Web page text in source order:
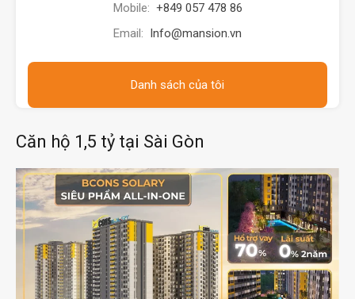
Mobile: +849 057 478 86
Email: Info@mansion.vn
Danh sách của tôi
Căn hộ 1,5 tỷ tại Sài Gòn